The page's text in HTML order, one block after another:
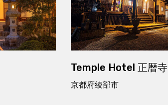
Temple Hotel 正暦寺
京都府綾部市